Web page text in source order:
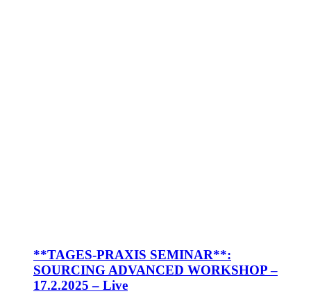
**TAGES-PRAXIS SEMINAR**:
SOURCING ADVANCED WORKSHOP –
17.2.2025 – Live